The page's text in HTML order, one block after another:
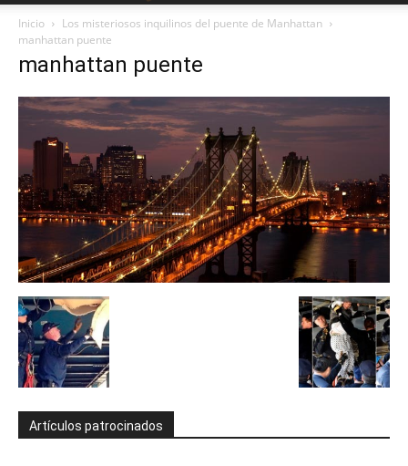
Inicio
Los misteriosos inquilinos del puente de Manhattan
manhattan puente
manhattan puente
Artículos patrocinados